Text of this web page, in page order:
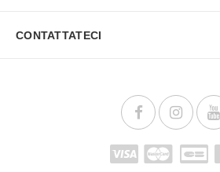
CONTATTATECI